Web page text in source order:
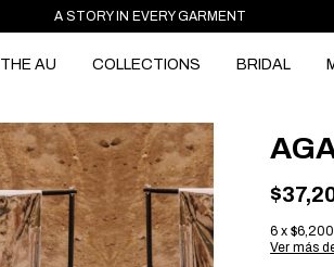
A STORY IN EVERY GARMENT
THE AU COLLECTIONS BRIDAL
6 x
Ver más